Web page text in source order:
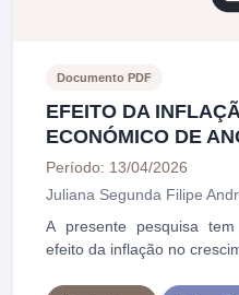
Documento PDF
EFEITO DA
ECONÓMICO DE
Período: 13/04/2026
Juliana Segunda Filipe
A presente pesquisa
efeito da